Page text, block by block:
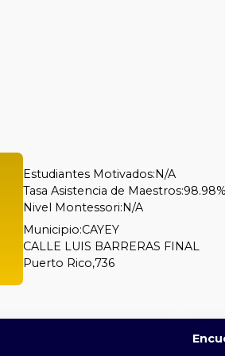
Estudiantes Motivados:N/A
Tasa Asistencia de Maestros:98.98%
Nivel Montessori:N/A
Municipio:CAYEY
CALLE LUIS BARRERAS FINAL
Puerto Rico,736